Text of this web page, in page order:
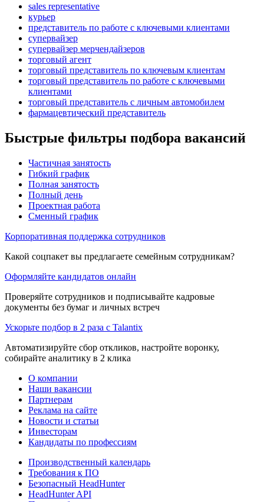
sales representative
курьер
представитель по работе с ключевыми клиентами
супервайзер
супервайзер мерчендайзеров
торговый агент
торговый представитель по ключевым клиентам
торговый представитель по работе с ключевыми
клиентами
торговый представитель с личным автомобилем
фармацевтический представитель
Быстрые фильтры подбора вакансий
Частичная занятость
Гибкий график
Полная занятость
Полный день
Проектная работа
Сменный график
Корпоративная поддержка сотрудников
Какой соцпакет вы предлагаете семейным сотрудникам?
Оформляйте кандидатов онлайн
Проверяйте сотрудников и подписывайте кадровые
документы без бумаг и личных встреч
Ускорьте подбор в 2 раза с Talantix
Автоматизируйте сбор откликов, настройте воронку,
собирайте аналитику в 2 клика
О компании
Наши вакансии
Партнерам
Реклама на сайте
Новости и статьи
Инвесторам
Кандидаты по профессиям
Производственный календарь
Требования к ПО
Безопасный HeadHunter
HeadHunter API